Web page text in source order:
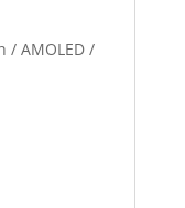
/ AMOLED /